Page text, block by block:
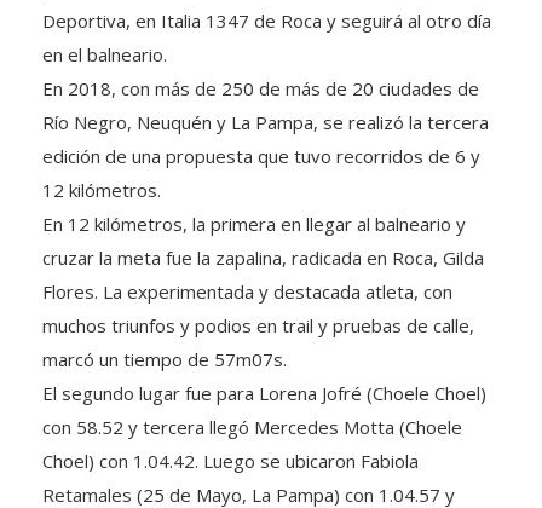
Deportiva, en Italia 1347 de Roca y seguirá al otro día
en el balneario.
En 2018, con más de 250 de más de 20 ciudades de
Río Negro, Neuquén y La Pampa, se realizó la tercera
edición de una propuesta que tuvo recorridos de 6 y
12 kilómetros.
En 12 kilómetros, la primera en llegar al balneario y
cruzar la meta fue la zapalina, radicada en Roca, Gilda
Flores. La experimentada y destacada atleta, con
muchos triunfos y podios en trail y pruebas de calle,
marcó un tiempo de 57m07s.
El segundo lugar fue para Lorena Jofré (Choele Choel)
con 58.52 y tercera llegó Mercedes Motta (Choele
Choel) con 1.04.42. Luego se ubicaron Fabiola
Retamales (25 de Mayo, La Pampa) con 1.04.57 y